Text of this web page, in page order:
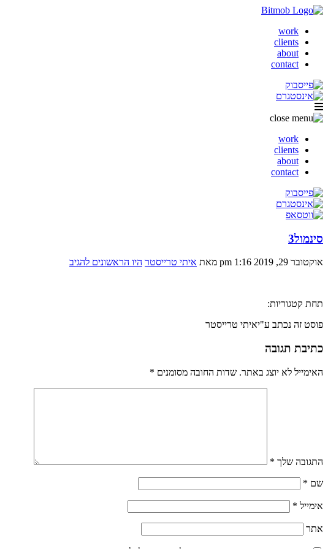
work
clients
about
contact
work
clients
about
contact
סינמול3
אוקטובר 29, 2019 1:16 pm מאת איתי טרייסטר היו הראשונים להגיב
תחת קטגוריות:
פוסט זה נכתב ע"יאיתי טרייסטר
כתיבת תגובה
האימייל לא יוצג באתר. שדות החובה מסומנים *
התגובה שלך *
שם *
אימייל *
אתר